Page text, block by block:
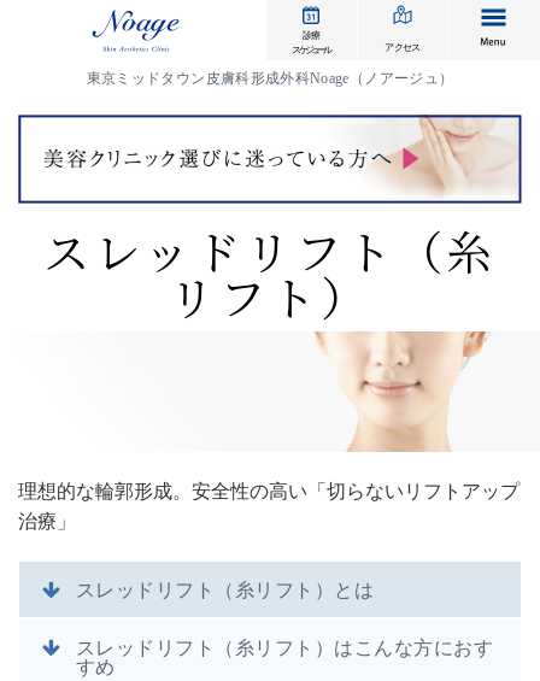
診療
スケジュール
アクセス
東京ミッドタウン皮膚科形成外科Noage（ノアージュ）
スレッドリフト（糸
リフト）
理想的な輪郭形成。安全性の高い「切らないリフトアップ
治療」
スレッドリフト（糸リフト）とは
スレッドリフト（糸リフト）はこんな方におす
すめ